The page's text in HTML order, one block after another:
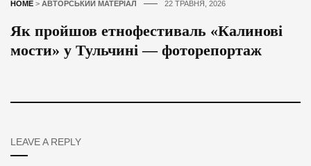
HOME > АВТОРСЬКИЙ МАТЕРІАЛ 22 ТРАВНЯ, 2026
Як пройшов етнофестиваль «Калинові
мости» у Тульчині — фоторепортаж
LEAVE A REPLY